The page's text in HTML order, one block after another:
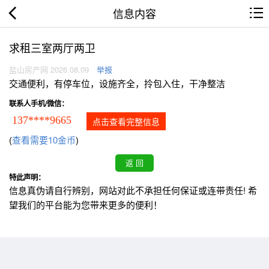
信息内容
求租三室两厅两卫
盐山房产网 2026.08.09 举报
交通便利，有停车位，设施齐全，拎包入住，干净整洁
联系人手机/微信：
137****9665 点击查看完整信息
(查看需要10金币)
特此声明：
信息真伪请自行辨别，网站对此不承担任何保证或连带责任! 希
望我们的平台能为您带来更多的便利！